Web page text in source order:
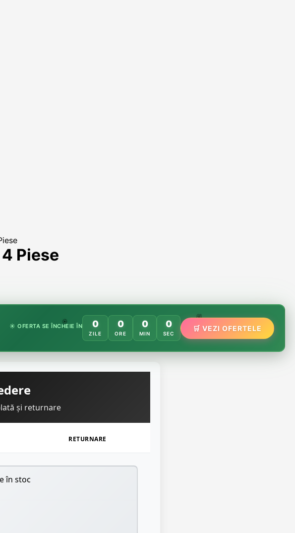
Piese
🏵️ 🌿
🌸
🏵️
☀️ OFERTA SE ÎNCHEIE ÎN 0
ZILE
0
ORE
0
MIN
0
SEC
🛒 VEZI OFERTELE
și returnare
RETURNARE
în stoc